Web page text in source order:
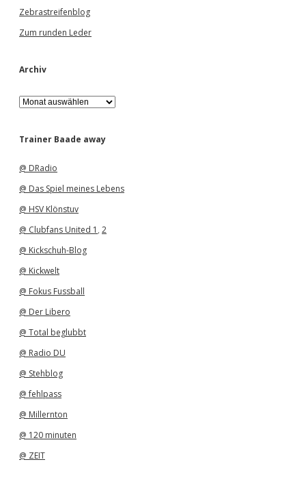
Zebrastreifenblog
Zum runden Leder
Archiv
A
r
h
Trainer Baade away
@ DRadio
@ Das Spiel meines Lebens
@ HSV Klönstuv
@ Clubfans United 1 , 2
@ Kickschuh-Blog
@ Kickwelt
@ Fokus Fussball
@ Der Libero
@ Total beglubbt
@ Radio DU
@ Stehblog
@ fehlpass
@ Millernton
@ 120 minuten
@ ZEIT